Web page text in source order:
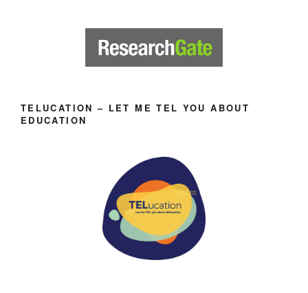
TELUCATION – LET ME TEL YOU ABOUT
EDUCATION